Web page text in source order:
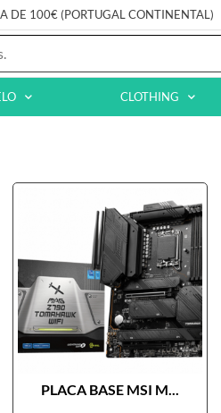
DE 100€ (PORTUGAL CONTINENTAL)
CLOTHING
PLACA BASE MSI M...